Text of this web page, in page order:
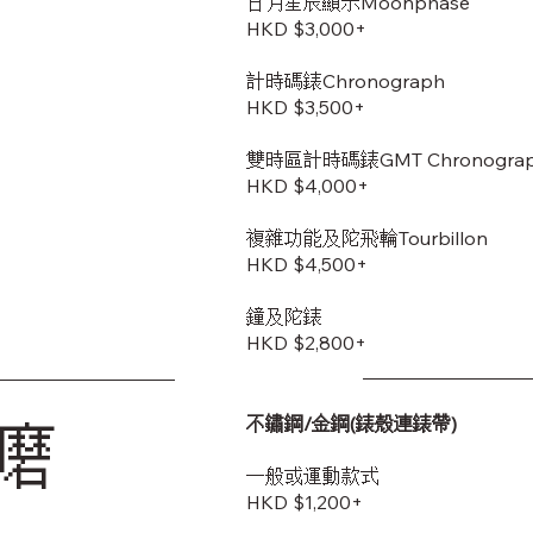
HKD $3,000+
計時碼錶Chronograph
HKD $3,500+
雙時區計時碼錶GMT
HKD $4,000+
複雜功能及陀飛輪Tourbillon
HKD $4,500+
鐘及陀錶
HKD $2,800+
不鏽鋼/金鋼(錶殼連錶帶)
一般或運動款式
HKD $1,200+